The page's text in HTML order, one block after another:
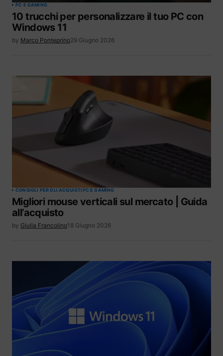
PC E GAMING
10 trucchi per personalizzare il tuo PC con
Windows 11
by Marco Ponteprino29 Giugno 2026
CONSIGLI PER GLI ACQUISTIPC E GAMING
Migliori mouse verticali sul mercato | Guida
all’acquisto
by Giulia Francolino18 Giugno 2026